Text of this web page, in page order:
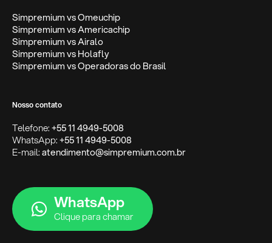
Simpremium vs Omeuchip
Simpremium vs Americachip
Simpremium vs Airalo
Simpremium vs Holafly
Simpremium vs Operadoras do Brasil
Nosso contato
Telefone:+55 11 4949-5008
WhatsApp:+55 11 4949-5008
E-mail:atendimento@simpremium.com.br
WhatsApp
Clique para chamar